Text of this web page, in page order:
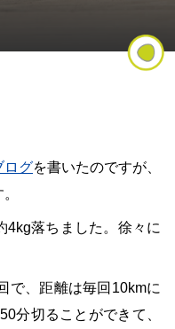
ログを書いたのですが、
4kg落ちました。徐々に
で、距離は毎回10kmに
分切ることができて、